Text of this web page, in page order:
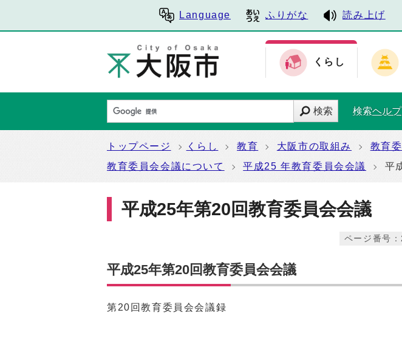
Language ふりがな 読み上げ
くらし
検索 検索ヘルプ
トップページ くらし 教育 大阪市の取組み
教育
教育委員会会議について
平成25 年教育委員会会議 平
平成25年第20回教育委員会会議
ページ番号
平成25年第20回教育委員会会議
第20 回教育委員会会議録